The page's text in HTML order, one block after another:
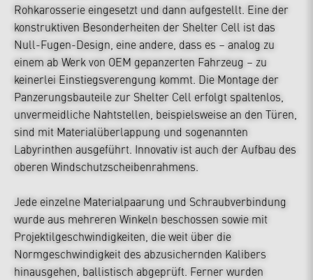
Rohkarosserie eingesetzt und dann aufgestellt. Eine der
konstruktiven Besonderheiten der Shelter Cell ist das
Null-Fugen-Design, eine andere, dass es – analog zu
einem ab Werk von OEM gepanzerten Fahrzeug – zu
keinerlei Einstiegsverengung kommt. Die Montage der
Panzerungsbauteile zur Shelter Cell erfolgt spaltenlos,
unvermeidliche Nahtstellen, beispielsweise an den Türen,
sind mit Materialüberlappung und sogenannten
Labyrinthen ausgeführt. Innovativ ist auch der Aufbau des
oberen Windschutzscheibenrahmens.
Jede einzelne Materialpaarung und Schraubverbindung
wurde aus mehreren Winkeln beschossen sowie mit
Projektilgeschwindigkeiten, die weit über die
Normgeschwindigkeit des abzusichernden Kalibers
hinausgehen, ballistisch abgeprüft. Ferner wurden